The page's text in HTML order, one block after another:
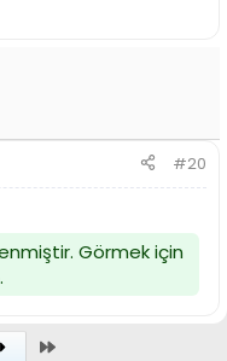
#20
Görmek için
.